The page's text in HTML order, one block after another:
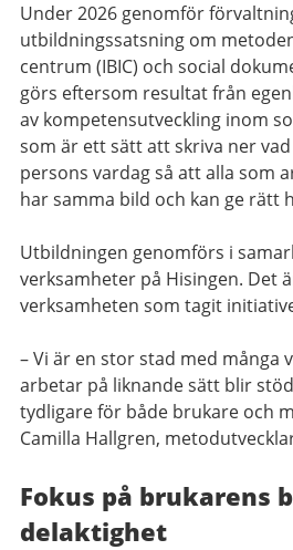
Under 2026 genomför
utbildningssatsning om
centrum (IBIC) och social
görs eftersom resultat från
av kompetensutveckling inom
som är ett sätt att skriva ner
persons vardag så att alla som
har samma bild och kan ge rätt
Utbildningen genomförs i
verksamheter på Hisingen. Det
verksamheten som tagit
– Vi är en stor stad med många
arbetar på liknande sätt blir
tydligare för både brukare och
Camilla Hallgren,
Fokus på brukarens
delaktighet